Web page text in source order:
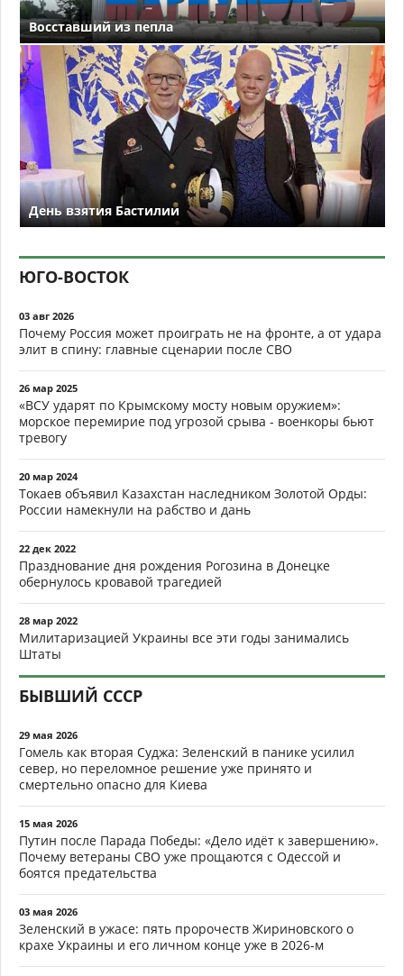
Восставший из пепла
День взятия Бастилии
ЮГО-ВОСТОК
03 авг 2026
Почему Россия может проиграть не на фронте, а от удара
элит в спину: главные сценарии после СВО
26 мар 2025
«ВСУ ударят по Крымскому мосту новым оружием»:
морское перемирие под угрозой срыва - военкоры бьют
тревогу
20 мар 2024
Токаев объявил Казахстан наследником Золотой Орды:
России намекнули на рабство и дань
22 дек 2022
Празднование дня рождения Рогозина в Донецке
обернулось кровавой трагедией
28 мар 2022
Милитаризацией Украины все эти годы занимались
Штаты
БЫВШИЙ СССР
29 мая 2026
Гомель как вторая Суджа: Зеленский в панике усилил
север, но переломное решение уже принято и
смертельно опасно для Киева
15 мая 2026
Путин после Парада Победы: «Дело идёт к завершению».
Почему ветераны СВО уже прощаются с Одессой и
боятся предательства
03 мая 2026
Зеленский в ужасе: пять пророчеств Жириновского о
крахе Украины и его личном конце уже в 2026-м